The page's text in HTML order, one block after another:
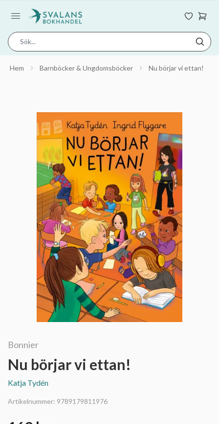
Hem Barnböcker & Ungdomsböcker Nu börjar vi ettan!
Bonnier
Nu börjar vi ettan!
Katja Tydén
Artikelnummer: 9789179811976